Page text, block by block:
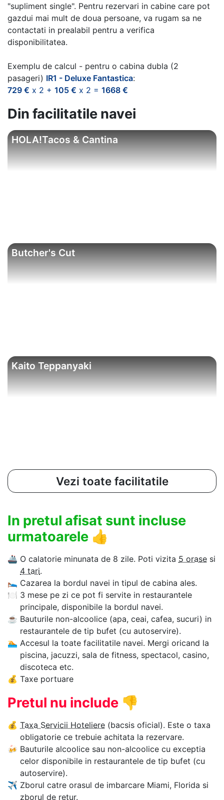
"supliment single". Pentru rezervari in cabine care pot
gazdui mai mult de doua persoane, va rugam sa ne
contactati in prealabil pentru a verifica
disponibilitatea.
Exemplu de calcul - pentru o cabina dubla (2
pasageri) IR1 - Deluxe Fantastica:
729 € x 2 + 105 € x 2 = 1668 €
Din facilitatile navei
HOLA!Tacos & Cantina
Butcher's Cut
Kaito Teppanyaki
Vezi toate facilitatile
In pretul afisat sunt incluse
urmatoarele 👍
🚢 O calatorie minunata de 8 zile. Poti vizita 5 orase si
4 tari.
🛌 Cazarea la bordul navei in tipul de cabina ales.
🍽 3 mese pe zi ce pot fi servite in restaurantele
principale, disponibile la bordul navei.
☕ Bauturile non-alcoolice (apa, ceai, cafea, sucuri) in
restaurantele de tip bufet (cu autoservire).
🏊‍ Accesul la toate facilitatile navei. Mergi oricand la
piscina, jacuzzi, sala de fitness, spectacol, casino,
discoteca etc.
💰 Taxe portuare
Pretul nu include 👎
💰 Taxa Servicii Hoteliere (bacsis oficial). Este o taxa
obligatorie ce trebuie achitata la rezervare.
🍻 Bauturile alcoolice sau non-alcoolice cu exceptia
celor disponibile in restaurantele de tip bufet (cu
autoservire).
✈ Zborul catre orasul de imbarcare Miami, Florida si
zborul de retur.